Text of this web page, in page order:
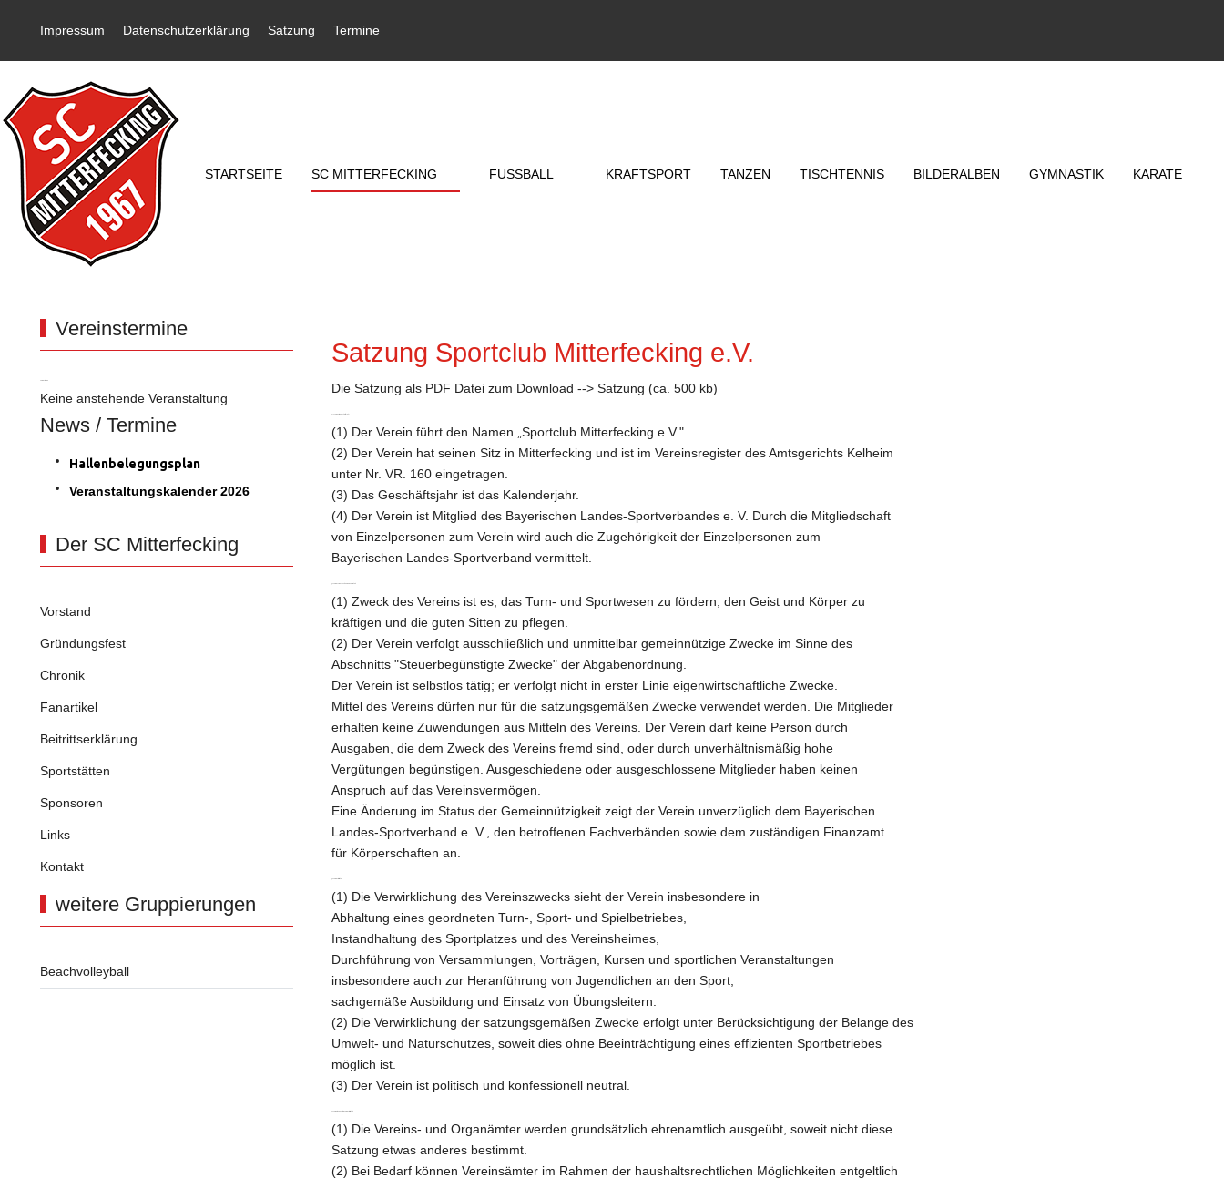
Impressum Datenschutzerklärung Satzung Termine
STARTSEITE SC MITTERFECKING FUSSBALL KRAFTSPORT TANZEN TISCHTENNIS BILDERALBEN GYMNASTIK KARATE
Vereinstermine
Keine anstehende Veranstaltung
News / Termine
Hallenbelegungsplan
Veranstaltungskalender 2026
Der SC Mitterfecking
Vorstand
Gründungsfest
Chronik
Fanartikel
Beitrittserklärung
Sportstätten
Sponsoren
Links
Kontakt
weitere Gruppierungen
Beachvolleyball
Satzung Sportclub Mitterfecking e.V.
Die Satzung als PDF Datei zum Download --> Satzung (ca. 500 kb)
(1) Der Verein führt den Namen „Sportclub Mitterfecking e.V.".
(2) Der Verein hat seinen Sitz in Mitterfecking und ist im Vereinsregister des Amtsgerichts Kelheim
unter Nr. VR. 160 eingetragen.
(3) Das Geschäftsjahr ist das Kalenderjahr.
(4) Der Verein ist Mitglied des Bayerischen Landes-Sportverbandes e. V. Durch die Mitgliedschaft
von Einzelpersonen zum Verein wird auch die Zugehörigkeit der Einzelpersonen zum
Bayerischen Landes-Sportverband vermittelt.
(1) Zweck des Vereins ist es, das Turn- und Sportwesen zu fördern, den Geist und Körper zu
kräftigen und die guten Sitten zu pflegen.
(2) Der Verein verfolgt ausschließlich und unmittelbar gemeinnützige Zwecke im Sinne des
Abschnitts "Steuerbegünstigte Zwecke" der Abgabenordnung.
Der Verein ist selbstlos tätig; er verfolgt nicht in erster Linie eigenwirtschaftliche Zwecke.
Mittel des Vereins dürfen nur für die satzungsgemäßen Zwecke verwendet werden. Die Mitglieder
erhalten keine Zuwendungen aus Mitteln des Vereins. Der Verein darf keine Person durch
Ausgaben, die dem Zweck des Vereins fremd sind, oder durch unverhältnismäßig hohe
Vergütungen begünstigen. Ausgeschiedene oder ausgeschlossene Mitglieder haben keinen
Anspruch auf das Vereinsvermögen.
Eine Änderung im Status der Gemeinnützigkeit zeigt der Verein unverzüglich dem Bayerischen
Landes-Sportverband e. V., den betroffenen Fachverbänden sowie dem zuständigen Finanzamt
für Körperschaften an.
(1) Die Verwirklichung des Vereinszwecks sieht der Verein insbesondere in
Abhaltung eines geordneten Turn-, Sport- und Spielbetriebes,
Instandhaltung des Sportplatzes und des Vereinsheimes,
Durchführung von Versammlungen, Vorträgen, Kursen und sportlichen Veranstaltungen
insbesondere auch zur Heranführung von Jugendlichen an den Sport,
sachgemäße Ausbildung und Einsatz von Übungsleitern.
(2) Die Verwirklichung der satzungsgemäßen Zwecke erfolgt unter Berücksichtigung der Belange des
Umwelt- und Naturschutzes, soweit dies ohne Beeinträchtigung eines effizienten Sportbetriebes
möglich ist.
(3) Der Verein ist politisch und konfessionell neutral.
(1) Die Vereins- und Organämter werden grundsätzlich ehrenamtlich ausgeübt, soweit nicht diese
Satzung etwas anderes bestimmt.
(2) Bei Bedarf können Vereinsämter im Rahmen der haushaltsrechtlichen Möglichkeiten entgeltlich